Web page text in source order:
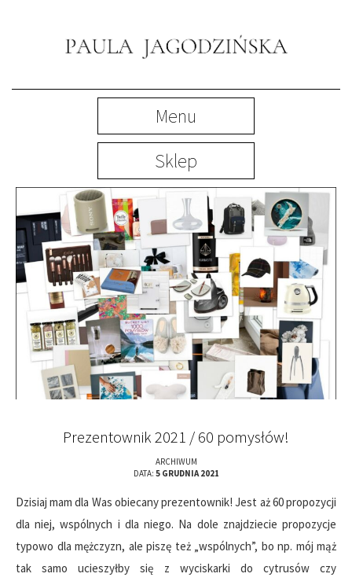
Menu
Sklep
Prezentownik 2021 / 60 pomysłów!
ARCHIWUM
DATA: 5 GRUDNIA 2021
Dzisiaj mam dla Was obiecany prezentownik! Jest aż 60 propozycji
dla niej, wspólnych i dla niego. Na dole znajdziecie propozycje
typowo dla mężczyzn, ale piszę też „wspólnych”, bo np. mój mąż
tak samo ucieszyłby się z wyciskarki do cytrusów czy